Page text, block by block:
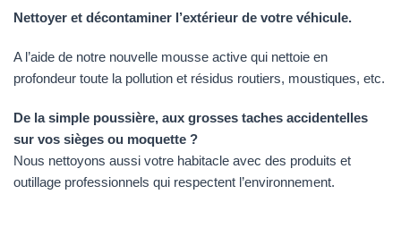
Nettoyer et décontaminer l’extérieur de votre véhicule.
A l’aide de notre nouvelle mousse active qui nettoie en
profondeur toute la pollution et résidus routiers, moustiques, etc.
De la simple poussière, aux grosses taches accidentelles
sur vos sièges ou moquette ?
Nous nettoyons aussi votre habitacle avec des produits et
outillage professionnels qui respectent l’environnement.